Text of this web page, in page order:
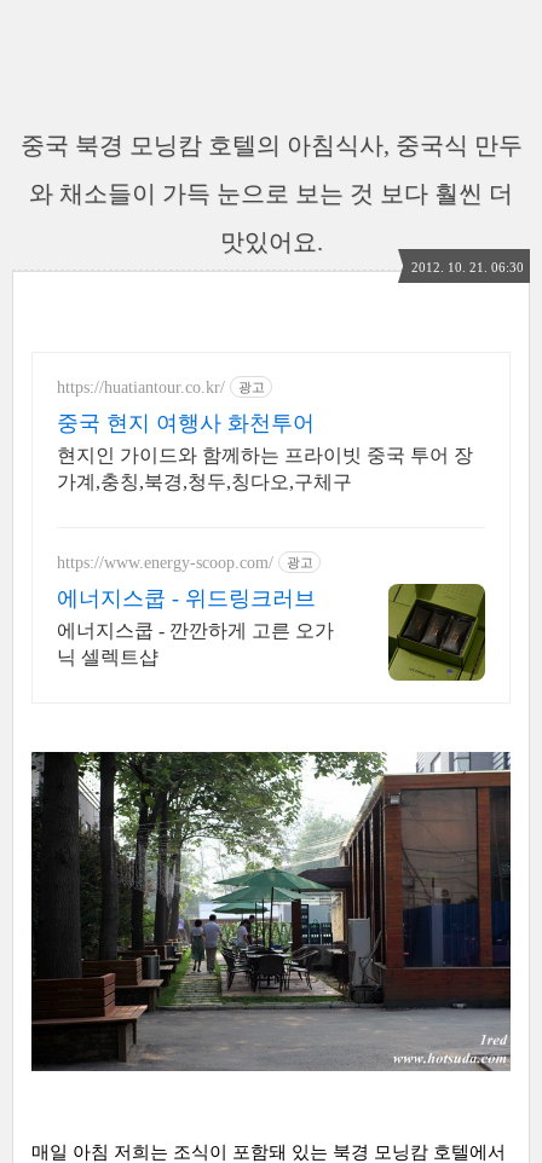
중국 북경 모닝캄 호텔의 아침식사, 중국식 만두
와 채소들이 가득 눈으로 보는 것 보다 훨씬 더
맛있어요.
2012. 10. 21. 06:30
https://huatiantour.co.kr/ 광고
중국 현지 여행사 화천투어
현지인 가이드와 함께하는 프라이빗 중국 투어 장
가계,충칭,북경,청두,칭다오,구체구
https://www.energy-scoop.com/ 광고
에너지스쿱 - 위드링크러브
에너지스쿱 - 깐깐하게 고른 오가
닉 셀렉트샵
매일 아침 저희는 조식이 포함돼 있는 북경 모닝캄 호텔에서